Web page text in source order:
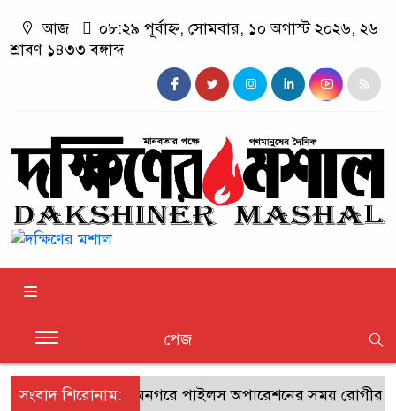
আজ
০৮:২৯ পূর্বাহ্ন, সোমবার, ১০ অগাস্ট ২০২৬, ২৬
শ্রাবণ ১৪৩৩ বঙ্গাব্দ
পেজ
সংবাদ শিরোনাম:শ্যামনগরে পাইলস অপারেশনের সময় রোগীর